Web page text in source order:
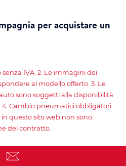
per acquistare un
senza IVA. 2. Le immagini dei
al modello offerto. 3. Le
sono soggetti alla disponibilità
Cambio pneumatici obbligatori.
questo sito web non sono
del contratto.